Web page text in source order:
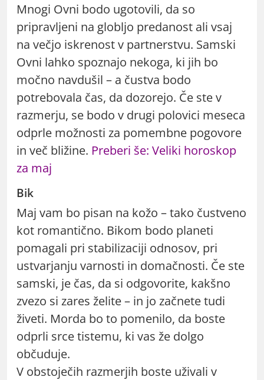
Mnogi Ovni bodo ugotovili, da so
pripravljeni na globljo predanost ali vsaj
na večjo iskrenost v partnerstvu. Samski
Ovni lahko spoznajo nekoga, ki jih bo
močno navdušil – a čustva bodo
potrebovala čas, da dozorejo. Če ste v
razmerju, se bodo v drugi polovici meseca
odprle možnosti za pomembne pogovore
in več bližine. Preberi še: Veliki horoskop
za maj
Bik
Maj vam bo pisan na kožo – tako čustveno
kot romantično. Bikom bodo planeti
pomagali pri stabilizaciji odnosov, pri
ustvarjanju varnosti in domačnosti. Če ste
samski, je čas, da si odgovorite, kakšno
zvezo si zares želite – in jo začnete tudi
živeti. Morda bo to pomenilo, da boste
odprli srce tistemu, ki vas že dolgo
občuduje.
V obstoječih razmerjih boste uživali v